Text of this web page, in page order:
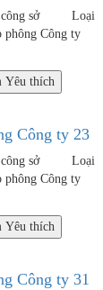
công sở Loại
phông Công ty
Yêu thích
Công ty 23
công sở Loại
phông Công ty
Yêu thích
Công ty 31